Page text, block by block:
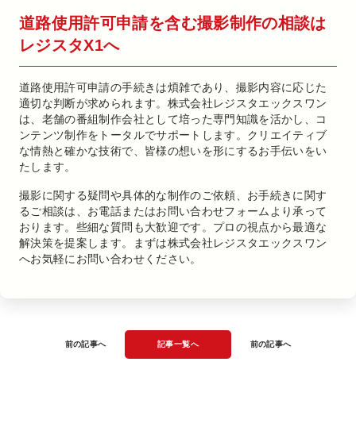
道路使用許可申請を含む撮影制作の相談は
レジスタX1へ
道路使用許可申請の手続きは煩雑であり、撮影内容に応じた
適切な判断が求められます。株式会社レジスタエックスワン
は、老舗の番組制作会社として培った専門知識を活かし、コ
ンテンツ制作をトータルでサポートします。クリエイティブ
な情熱と確かな技術で、皆様の想いを形にするお手伝いをい
たします。
撮影に関する疑問や具体的な制作のご依頼、お手続きに関す
るご相談は、お電話またはお問い合わせフォームより承って
おります。些細な質問も大歓迎です。プロの視点から最適な
解決策を提案します。まずは株式会社レジスタエックスワン
へお気軽にお問い合わせください。
前の記事へ 記事一覧へ 前の記事へ